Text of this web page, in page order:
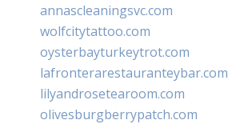
annascleaningsvc.com
wolfcitytattoo.com
oysterbayturkeytrot.com
lafronterarestauranteybar.com
lilyandrosetearoom.com
olivesburgberrypatch.com